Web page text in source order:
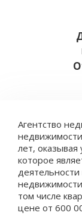
Агентство
лет, оказывая
которое
том числе
цене от 600